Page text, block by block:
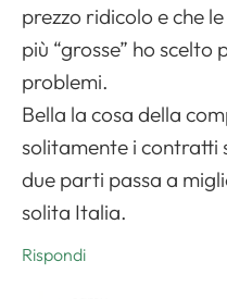
prezzo ridicolo e che
più “grosse” ho scelto
problemi.
Bella la cosa della
solitamente i contratti
due parti passa a
solita Italia.
Rispondi